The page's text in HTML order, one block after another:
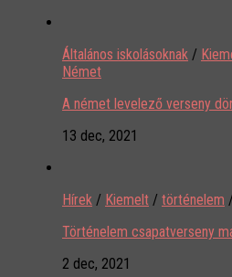
Általános iskolásoknak /
Német
A német levelező verseny
13 dec, 2021
Hírek / Kiemelt / történelem /
Történelem csapatverseny
2 dec, 2021